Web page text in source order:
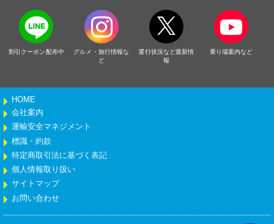
割引クーポン配布中
グルメ・旅行情報な
ど
運行状況など最新情
報
乗り場案内など
HOME
会社案内
運輸安全マネジメント
標識・約款
特定商取引法に基づく表記
個人情報取り扱い
サイトマップ
お問い合わせ